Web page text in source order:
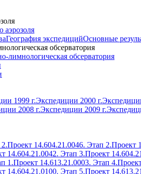
аэрозоля
География экспедицийОсновные
обсерватория
лимнологическая обсерватория
1999 г.Экспедиции 2000 г.
2008 г.Экспедиции 2009 г.
Проект 14.604.21.0046. Этап 2.Проект
14.604.21.0042. Этап 3.Проект
1.Проект 14.613.21.0003. Этап 4.
14.604.21.0100. Этап 5.Проект